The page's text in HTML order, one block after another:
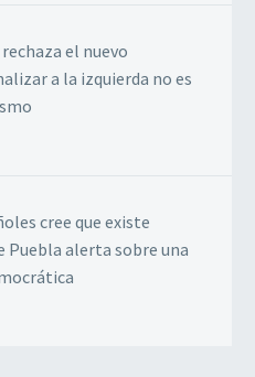
el nuevo
a la izquierda no es
cree que existe
Puebla alerta sobre una